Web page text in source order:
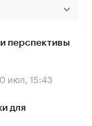
перспективы
июл, 15:43
для